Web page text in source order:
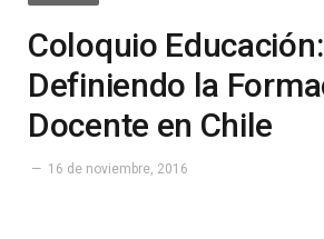
Coloquio Educación:
Definiendo la
Docente en Chile
16 de noviembre, 2016